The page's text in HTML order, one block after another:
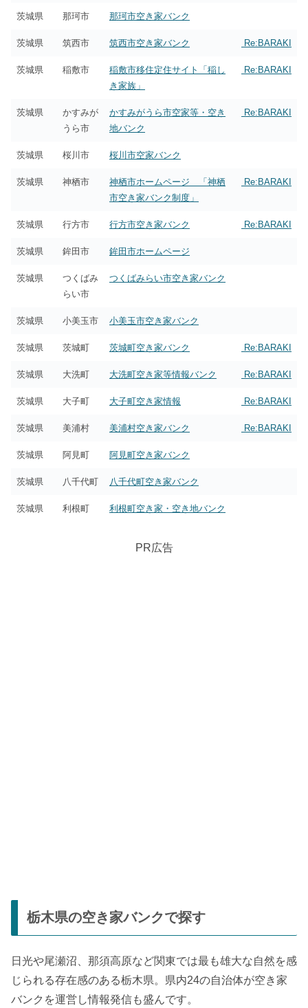
茨城県 那珂市 那珂市空き家バンク
茨城県 筑西市 筑西市空き家バンク Re:BARAKI
茨城県 稲敷市
稲敷市移住定住サイト「稲し
き家族」
Re:BARAKI
茨城県
かすみが
うら市
かすみがうら市空家等・空き
地バンク
Re:BARAKI
茨城県 桜川市 桜川市空家バンク
茨城県 神栖市
神栖市ホームページ 「神栖
市空き家バンク制度」
Re:BARAKI
茨城県 行方市 行方市空き家バンク Re:BARAKI
茨城県 鉾田市 鉾田市ホームページ
茨城県
つくばみ
らい市
つくばみらい市空き家バンク
茨城県 小美玉市 小美玉市空き家バンク
茨城県 茨城町 茨城町空き家バンク Re:BARAKI
茨城県 大洗町 大洗町空き家等情報バンク Re:BARAKI
茨城県 大子町 大子町空き家情報 Re:BARAKI
茨城県 美浦村 美浦村空き家バンク Re:BARAKI
茨城県 阿見町 阿見町空き家バンク
茨城県 八千代町 八千代町空き家バンク
茨城県 利根町 利根町空き家・空き地バンク
PR広告
栃木県の空き家バンクで探す
日光や尾瀬沼、那須高原など関東では最も雄大な自然を感
じられる存在感のある栃木県。県内24の自治体が空き家
バンクを運営し情報発信も盛んです。